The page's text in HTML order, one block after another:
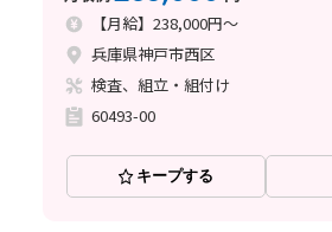
【月給】238,000円～
兵庫県神戸市西区
検査、組立・組付け
60493-00
キープする